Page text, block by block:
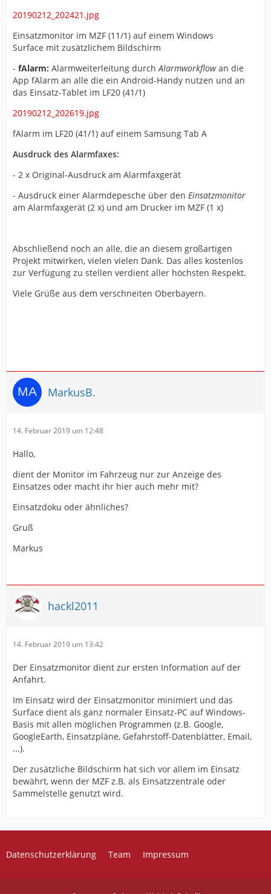
20190212_202421.jpg
Einsatzmonitor im MZF (11/1) auf einem Windows
Surface mit zusätzlichem Bildschirm
- fAlarm: Alarmweiterleitung durchAlarmworkflowan die
App fAlarm an alle die ein Android-Handy nutzen und an
das Einsatz-Tablet im LF20 (41/1)
20190212_202619.jpg
fAlarm im LF20 (41/1) auf einem Samsung Tab A
Ausdruck des Alarmfaxes:
- 2 x Original-Ausdruck am Alarmfaxgerät
- Ausdruck einer Alarmdepesche über den Einsatzmonitor
am Alarmfaxgerät (2 x) und am Drucker im MZF (1 x)
Abschließend noch an alle, die an diesem großartigen
Projekt mitwirken, vielen vielen Dank. Das alles kostenlos
zur Verfügung zu stellen verdient aller höchsten Respekt.
Viele Grüße aus dem verschneiten Oberbayern.
MarkusB.
14. Februar 2019 um 12:48
Hallo,
dient der Monitor im Fahrzeug nur zur Anzeige des
Einsatzes oder macht ihr hier auch mehr mit?
Einsatzdoku oder ähnliches?
Gruß
Markus
hackl2011
14. Februar 2019 um 13:42
Der Einsatzmonitor dient zur ersten Information auf der
Anfahrt.
Im Einsatz wird der Einsatzmonitor minimiert und das
Surface dient als ganz normaler Einsatz-PC auf Windows-
Basis mit allen möglichen Programmen (z.B. Google,
GoogleEarth, Einsatzpläne, Gefahrstoff-Datenblätter, Email,
...).
Der zusätzliche Bildschirm hat sich vor allem im Einsatz
bewährt, wenn der MZF z.B. als Einsatzzentrale oder
Sammelstelle genutzt wird.
Datenschutzerklärung Team Impressum